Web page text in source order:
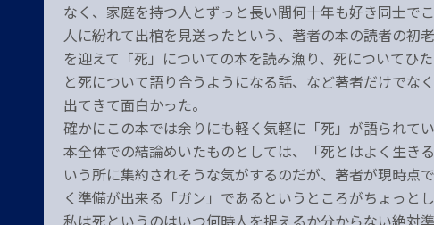
なく、家庭を持つ人とずっと長い間何十年も好き同士で
人に紛れて出棺を見送ったという、著者の本の読者の初
を迎えて「死」についての本を読み漁り、死についてひ
と死について語り合うようになる話、など著者だけでな
出てきて面白かった。
確かにこの本では余りにも軽く気軽に「死」が語られてい
本全体での結論めいたものとしては、「死とはよく生き
いう所に集約されそうな気がするのだが、著者が現時点
く準備が出来る「ガン」であるというところがちょっと
私は死というのはいつ何時人を捉えるか分からない絶対